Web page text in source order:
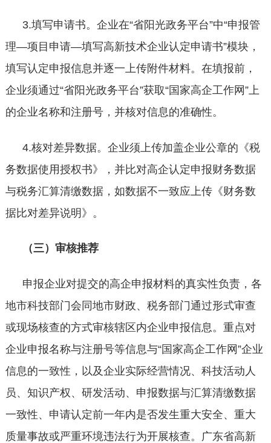
3.填写申请书。企业在“省阳光政务平台”中“申报管
理—项目申请—填写高新技术企业认定申请书”模块，
填写认定申报信息并逐一上传附件材料。在填报前，
企业须通过“省阳光政务平台”获取“国家高企工作网”上
的企业名称和注册号，并核对信息的准确性。
4.核对差异数据。企业须上传加盖企业公章的《税
务数据使用授权书》，并比对高企认定申报财务数据
与税务汇算清缴数据，如数据不一致应上传《财务数
据比对差异说明》。
（三）审核推荐
申报企业对提交的高企申报材料的真实性负责，各
地市科技部门会同地市财政、税务部门通过形式审查
或现场核查的方式审核辖区内企业申报信息。重点对
企业申报名称与注册号等信息与“国家高企工作网”企业
信息的一致性，以及企业实际经营情况、科技活动人
员、知识产权、研发活动、申报数据与汇算清缴数据
一致性、申请认定前一年内是否发生重大安全、重大
质量事故或严重环境违法行为开展核查。广东省高新